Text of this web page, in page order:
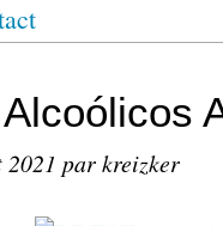
2021 par kreizker